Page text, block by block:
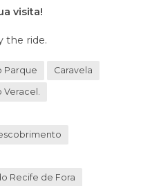
visita!
the ride.
Parque Caravela
Veracel.
Recife de Fora